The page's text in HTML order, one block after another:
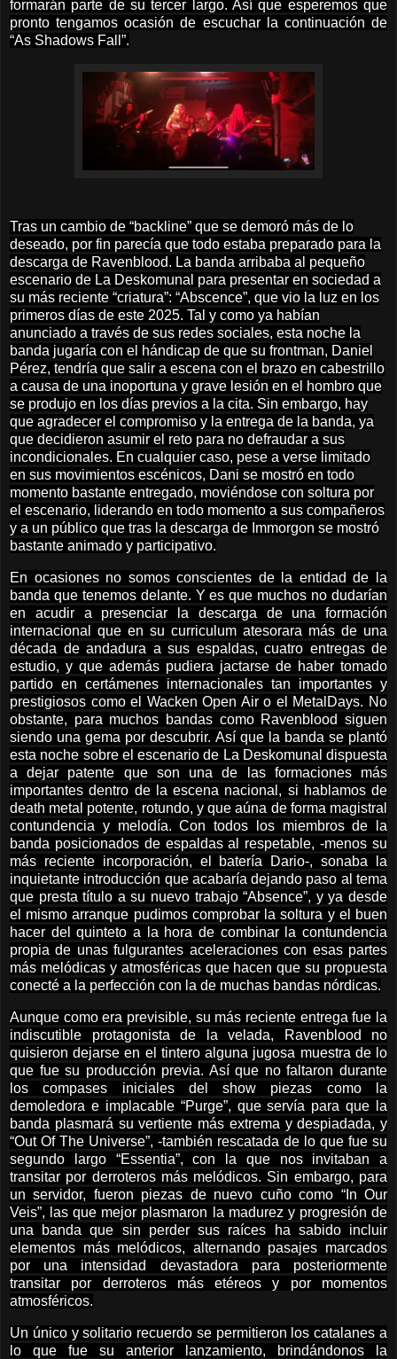
formarán parte de su tercer largo. Así que esperemos que
pronto tengamos ocasión de escuchar la continuación de
“As Shadows Fall”.
Tras un cambio de “backline” que se demoró más de lo
deseado, por fin parecía que todo estaba preparado para la
descarga de Ravenblood. La banda arribaba al pequeño
escenario de La Deskomunal para presentar en sociedad a
su más reciente “criatura”: “Abscence”, que vio la luz en los
primeros días de este 2025. Tal y como ya habían
anunciado a través de sus redes sociales, esta noche la
banda jugaría con el hándicap de que su frontman, Daniel
Pérez, tendría que salir a escena con el brazo en cabestrillo
a causa de una inoportuna y grave lesión en el hombro que
se produjo en los días previos a la cita. Sin embargo, hay
que agradecer el compromiso y la entrega de la banda, ya
que decidieron asumir el reto para no defraudar a sus
incondicionales. En cualquier caso, pese a verse limitado
en sus movimientos escénicos, Dani se mostró en todo
momento bastante entregado, moviéndose con soltura por
el escenario, liderando en todo momento a sus compañeros
y a un público que tras la descarga de Immorgon se mostró
bastante animado y participativo.
En ocasiones no somos conscientes de la entidad de la
banda que tenemos delante. Y es que muchos no dudarían
en acudir a presenciar la descarga de una formación
internacional que en su curriculum atesorara más de una
década de andadura a sus espaldas, cuatro entregas de
estudio, y que además pudiera jactarse de haber tomado
partido en certámenes internacionales tan importantes y
prestigiosos como el Wacken Open Air o el MetalDays. No
obstante, para muchos bandas como Ravenblood siguen
siendo una gema por descubrir. Así que la banda se plantó
esta noche sobre el escenario de La Deskomunal dispuesta
a dejar patente que son una de las formaciones más
importantes dentro de la escena nacional, si hablamos de
death metal potente, rotundo, y que aúna de forma magistral
contundencia y melodía. Con todos los miembros de la
banda posicionados de espaldas al respetable, -menos su
más reciente incorporación, el batería Dario-, sonaba la
inquietante introducción que acabaría dejando paso al tema
que presta título a su nuevo trabajo “Absence”, y ya desde
el mismo arranque pudimos comprobar la soltura y el buen
hacer del quinteto a la hora de combinar la contundencia
propia de unas fulgurantes aceleraciones con esas partes
más melódicas y atmosféricas que hacen que su propuesta
conecté a la perfección con la de muchas bandas nórdicas.
Aunque como era previsible, su más reciente entrega fue la
indiscutible protagonista de la velada, Ravenblood no
quisieron dejarse en el tintero alguna jugosa muestra de lo
que fue su producción previa. Así que no faltaron durante
los compases iniciales del show piezas como la
demoledora e implacable “Purge”, que servía para que la
banda plasmará su vertiente más extrema y despiadada, y
“Out Of The Universe”, -también rescatada de lo que fue su
segundo largo “Essentia”, con la que nos invitaban a
transitar por derroteros más melódicos. Sin embargo, para
un servidor, fueron piezas de nuevo cuño como “In Our
Veis”, las que mejor plasmaron la madurez y progresión de
una banda que sin perder sus raíces ha sabido incluir
elementos más melódicos, alternando pasajes marcados
por una intensidad devastadora para posteriormente
transitar por derroteros más etéreos y por momentos
atmosféricos.
Un único y solitario recuerdo se permitieron los catalanes a
lo que fue su anterior lanzamiento, brindándonos la